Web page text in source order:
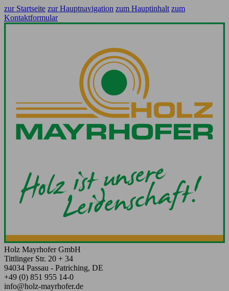
zur Startseite zur Hauptnavigation zum Hauptinhalt zum
Kontaktformular
Holz Mayrhofer GmbH
Tittlinger Str. 20 + 34
94034 Passau - Patriching, DE
+49 (0) 851 955 14-0
info@holz-mayrhofer.de